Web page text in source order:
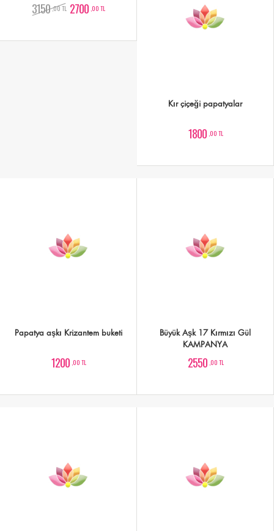
3150 ,00 TL 2700 ,00 TL
Kır çiçeği papatyalar
1800 ,00 TL
Papatya aşkı Krizantem buketi
1200 ,00 TL
Büyük Aşk 17 Kırmızı Gül
KAMPANYA
2550 ,00 TL